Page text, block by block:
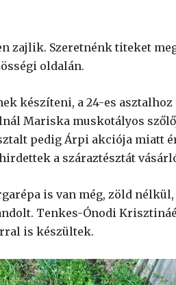
zajlik. Szeretnénk titeket
oldalán.
készíteni, a 24-es asztalhoz
Mariska muskotályos
pedig Árpi akciója miatt
a száraztésztát
is van még, zöld
Tenkes-Ónodi
is készültek.